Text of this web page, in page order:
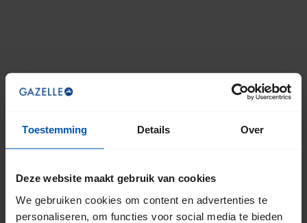
Toestemming Details Over
Deze website maakt gebruik van cookies
We gebruiken cookies om content en advertenties te
personaliseren, om functies voor social media te bieden